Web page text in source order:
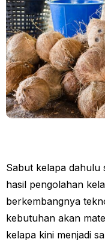
Sabut kelapa dahulu
hasil pengolahan
berkembangnya
kebutuhan akan
kelapa kini menjadi